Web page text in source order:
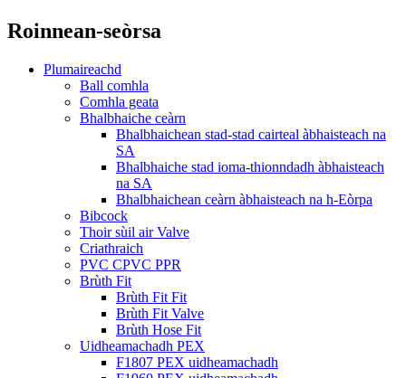
Roinnean-seòrsa
Plumaireachd
Ball comhla
Comhla geata
Bhalbhaiche ceàrn
Bhalbhaichean stad-stad cairteal àbhaisteach na
SA
Bhalbhaiche stad ioma-thionndadh àbhaisteach
na SA
Bhalbhaichean ceàrn àbhaisteach na h-Eòrpa
Bibcock
Thoir sùil air Valve
Criathraich
PVC CPVC PPR
Brùth Fit
Brùth Fit Fit
Brùth Fit Valve
Brùth Hose Fit
Uidheamachadh PEX
F1807 PEX uidheamachadh